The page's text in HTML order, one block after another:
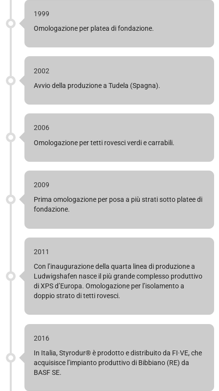
1999
Omologazione per platea di fondazione.
2002
Avvio della produzione a Tudela (Spagna).
2006
Omologazione per tetti rovesci verdi e carrabili.
2009
Prima omologazione per posa a più strati sotto platee di
fondazione.
2011
Con l’inaugurazione della quarta linea di produzione a
Ludwigshafen nasce il più grande complesso produttivo
di XPS d’Europa. Omologazione per l’isolamento a
doppio strato di tetti rovesci.
2016
In Italia, Styrodur® è prodotto e distribuito da FI·VE, che
acquisisce l’impianto produttivo di Bibbiano (RE) da
BASF SE.